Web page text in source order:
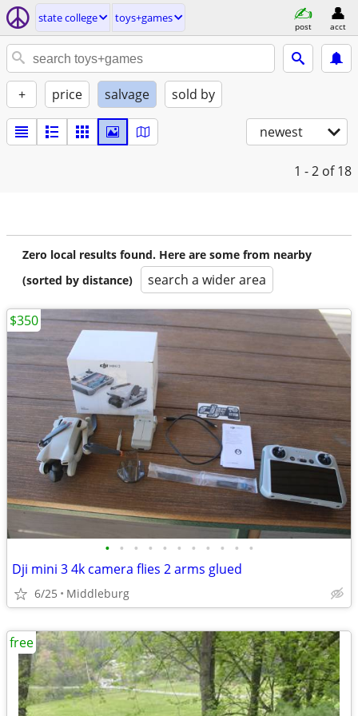
state college toys+games
post acct
+ price salvage sold by
newest
1 - 2 of 18
Zero local results found. Here are some from nearby
(sorted by distance)
search a wider area
• • • • • • • • • • •
Dji mini 3 4k camera flies 2 arms glued
6/25 Middleburg
$350
free